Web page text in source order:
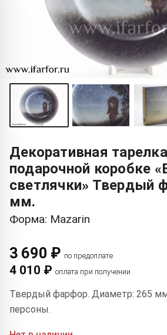
Декоративная
подарочной коробке
светлячки» Твердый
мм.
Форма: Mazarin
3 690 ₽ по предоплате
4 010 ₽ оплата при получении
Твердый фарфор. Диаметр: 265
персоны.